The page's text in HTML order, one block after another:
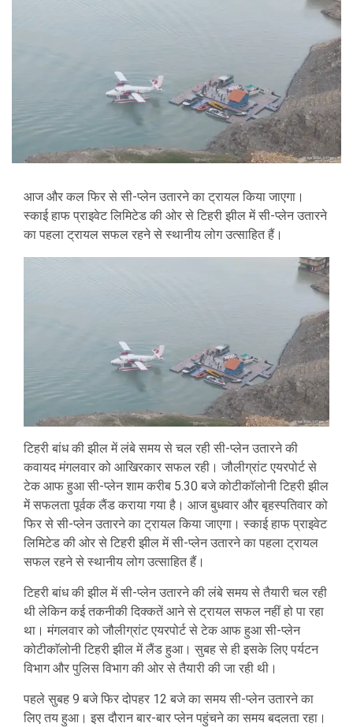
आज और कल फिर से सी-प्लेन उतारने का ट्रायल किया जाएगा।
स्काई हाफ प्राइवेट लिमिटेड की ओर से टिहरी झील में सी-प्लेन उतारने
का पहला ट्रायल सफल रहने से स्थानीय लोग उत्साहित हैं।
टिहरी बांध की झील में लंबे समय से चल रही सी-प्लेन उतारने की
कवायद मंगलवार को आखिरकार सफल रही। जौलीग्रांट एयरपोर्ट से
टेक आफ हुआ सी-प्लेन शाम करीब 5.30 बजे कोटीकाॅलोनी टिहरी झील
में सफलता पूर्वक लैंड कराया गया है। आज बुधवार और बृहस्पतिवार को
फिर से सी-प्लेन उतारने का ट्रायल किया जाएगा। स्काई हाफ प्राइवेट
लिमिटेड की ओर से टिहरी झील में सी-प्लेन उतारने का पहला ट्रायल
सफल रहने से स्थानीय लोग उत्साहित हैं।
टिहरी बांध की झील में सी-प्लेन उतारने की लंबे समय से तैयारी चल रही
थी लेकिन कई तकनीकी दिक्कतें आने से ट्रायल सफल नहीं हो पा रहा
था। मंगलवार को जौलीग्रांट एयरपोर्ट से टेक आफ हुआ सी-प्लेन
कोटीकाॅलोनी टिहरी झील में लैंड हुआ। सुबह से ही इसके लिए पर्यटन
विभाग और पुलिस विभाग की ओर से तैयारी की जा रही थी।
पहले सुबह 9 बजे फिर दोपहर 12 बजे का समय सी-प्लेन उतारने का
लिए तय हुआ। इस दौरान बार-बार प्लेन पहुंचने का समय बदलता रहा।